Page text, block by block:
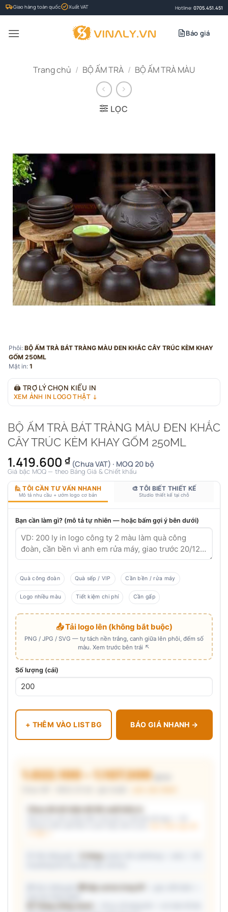
Bỏ
qua
nội
Giao hàng toàn quốc Xuất VAT Hotline: 0705.451.451
Báo giá
Trang chủ / BỘ ẤM TRÀ / BỘ ẤM TRÀ MÀU
LỌC
Phôi: BỘ ẤM TRÀ BÁT TRÀNG MÀU ĐEN KHẮC CÂY TRÚC KÈM KHAY
GỐM 250ML
Mặt in: 1
🖨 TRỢ LÝ CHỌN KIỂU IN
XEM ẢNH IN LOGO THẬT ↓
BỘ ẤM TRÀ BÁT TRÀNG MÀU ĐEN KHẮC
CÂY TRÚC KÈM KHAY GỐM 250ML
1.419.600 ₫ (Chưa VAT) · MOQ 20 bộ
Giá bậc MOQ — theo Bảng Giá & Chiết khấu
🙋 TÔI CẦN TƯ VẤN NHANH
Mô tả nhu cầu + ướm logo cơ bản
🎨 TÔI BIẾT THIẾT KẾ
Studio thiết kế tại chỗ
Bạn cần làm gì? (mô tả tự nhiên — hoặc bấm gợi ý bên dưới)
Quà công đoàn Quà sếp / VIP Cần bền / rửa máy
Logo nhiều màu Tiết kiệm chi phí Cần gấp
📤 Tải logo lên (không bắt buộc)
PNG / JPG / SVG — tự tách nền trắng, canh giữa lên phôi, đếm số
màu. Xem trước bên trái ↖
Số lượng (cái)
+ THÊM VÀO LIST BG BÁO GIÁ NHANH →
1.022.100 – 1.107.300